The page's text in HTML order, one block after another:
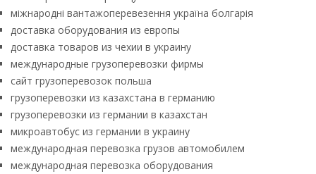
міжнародні вантажоперевезення україна болгарія
доставка оборудования из европы
доставка товаров из чехии в украину
международные грузоперевозки фирмы
сайт грузоперевозок польша
грузоперевозки из казахстана в германию
грузоперевозки из германии в казахстан
микроавтобус из германии в украину
международная перевозка грузов автомобилем
международная перевозка оборудования